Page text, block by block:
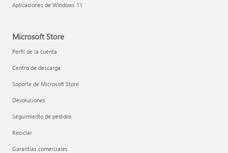
Aplicaciones de Windows 11
Microsoft Store
Perfil de la cuenta
Centro de descarga
Soporte de Microsoft Store
Devoluciones
Seguimiento de pedidos
Reciclar
Garantías comerciales